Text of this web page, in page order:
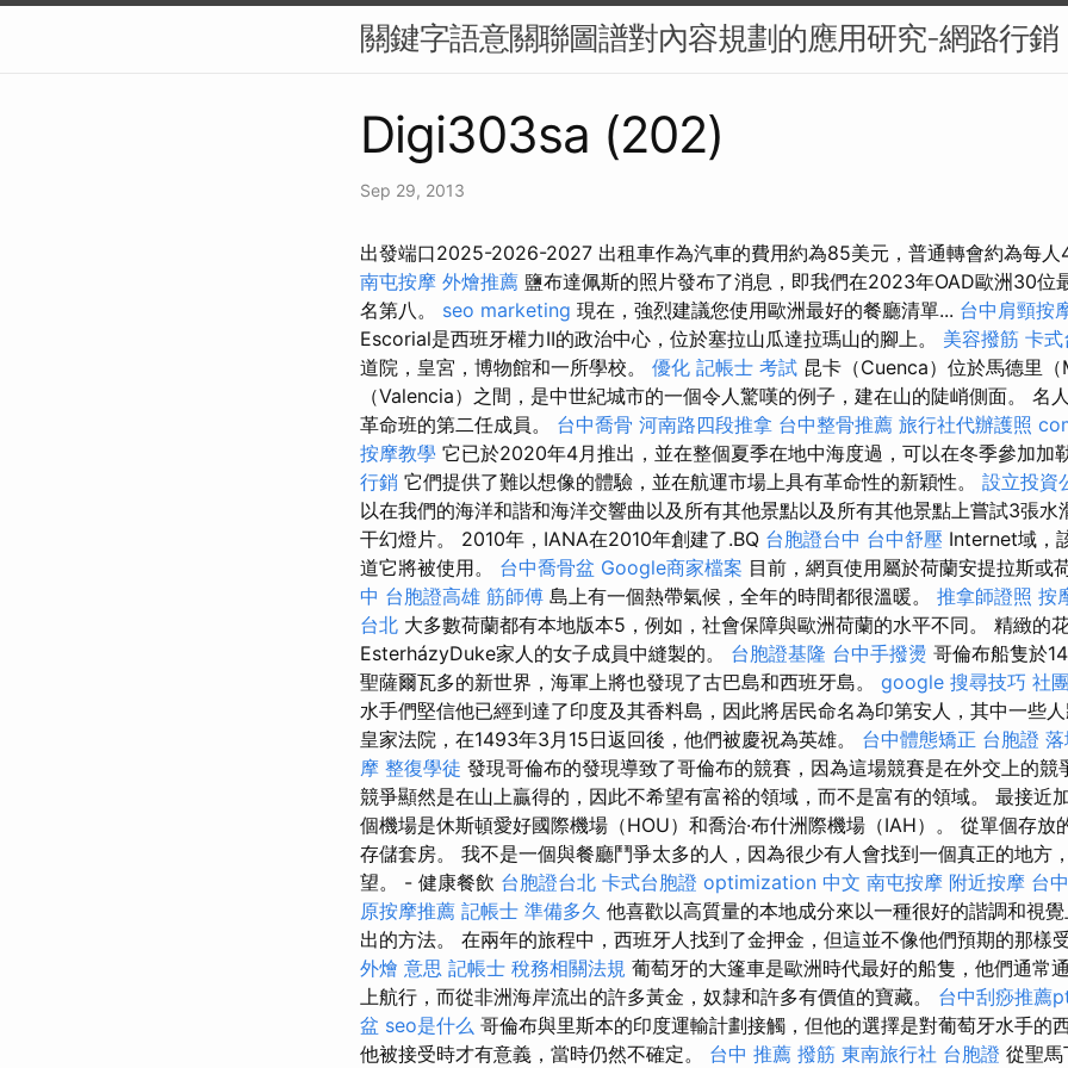
關鍵字語意關聯圖譜對內容規劃的應用研究-網路行銷
Digi303sa (202)
Sep 29, 2013
出發端口2025-2026-2027 出租車作為汽車的費用約為85美元，普通轉會約為每
南屯按摩 外燴推薦 鹽布達佩斯的照片發布了消息，即我們在2023年OAD歐洲30位
名第八。 seo marketing 現在，強烈建議您使用歐洲最好的餐廳清單... 台中肩頸按
Escorial是西班牙權力II的政治中心，位於塞拉山瓜達拉瑪山的腳上。 美容撥筋 卡式
道院，皇宮，博物館和一所學校。 優化 記帳士 考試 昆卡（Cuenca）位於馬德里
（Valencia）之間，是中世紀城市的一個令人驚嘆的例子，建在山的陡峭側面。 名
革命班的第二任成員。 台中喬骨 河南路四段推拿 台中整骨推薦 旅行社代辦護照
按摩教學 它已於2020年4月推出，並在整個夏季在地中海度過，可以在冬季參加加
行銷 它們提供了難以想像的體驗，並在航運市場上具有革命性的新穎性。 設立投資
以在我們的海洋和諧和海洋交響曲以及所有其他景點以及所有其他景點上嘗試3張水
干幻燈片。 2010年，IANA在2010年創建了.BQ 台胞證台中 台中舒壓 Internet域，
道它將被使用。 台中喬骨盆 Google商家檔案 目前，網頁使用屬於荷蘭安提拉斯或
中 台胞證高雄 筋師傅 島上有一個熱帶氣候，全年的時間都很溫暖。 推拿師證照 按
台北 大多數荷蘭都有本地版本5，例如，社會保障與歐洲荷蘭的水平不同。 精緻的
EsterházyDuke家人的女子成員中縫製的。 台胞證基隆 台中手撥燙 哥倫布船隻於
聖薩爾瓦多的新世界，海軍上將也發現了古巴島和西班牙島。 google 搜尋技巧 社
水手們堅信他已經到達了印度及其香料島，因此將居民命名為印第安人，其中一些
皇家法院，在1493年3月15日返回後，他們被慶祝為英雄。 台中體態矯正 台胞證
摩 整復學徒 發現哥倫布的發現導致了哥倫布的競賽，因為這場競賽是在外交上的競
競爭顯然是在山上贏得的，因此不希望有富裕的領域，而不是富有的領域。 最接近
個機場是休斯頓愛好國際機場（HOU）和喬治·布什洲際機場（IAH）。 從單個存放
存儲套房。 我不是一個與餐廳鬥爭太多的人，因為很少有人會找到一個真正的地方
望。 - 健康餐飲 台胞證台北 卡式台胞證 optimization 中文 南屯按摩 附近按摩 台
原按摩推薦 記帳士 準備多久 他喜歡以高質量的本地成分來以一種很好的諧調和視
出的方法。 在兩年的旅程中，西班牙人找到了金押金，但這並不像他們預期的那樣
外燴 意思 記帳士 稅務相關法規 葡萄牙的大篷車是歐洲時代最好的船隻，他們通常
上航行，而從非洲海岸流出的許多黃金，奴隸和許多有價值的寶藏。 台中刮痧推薦
盆 seo是什么 哥倫布與里斯本的印度運輸計劃接觸，但他的選擇是對葡萄牙水手的
他被接受時才有意義，當時仍然不確定。 台中 推薦 撥筋 東南旅行社 台胞證 從聖